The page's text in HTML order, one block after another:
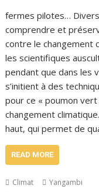
fermes pilotes…
comprendre et
contre le changement
les scientifiques
pendant que dans les
s’initient à des
pour ce « poumon
changement
haut, qui permet de
READ MORE
Climat Yangambi